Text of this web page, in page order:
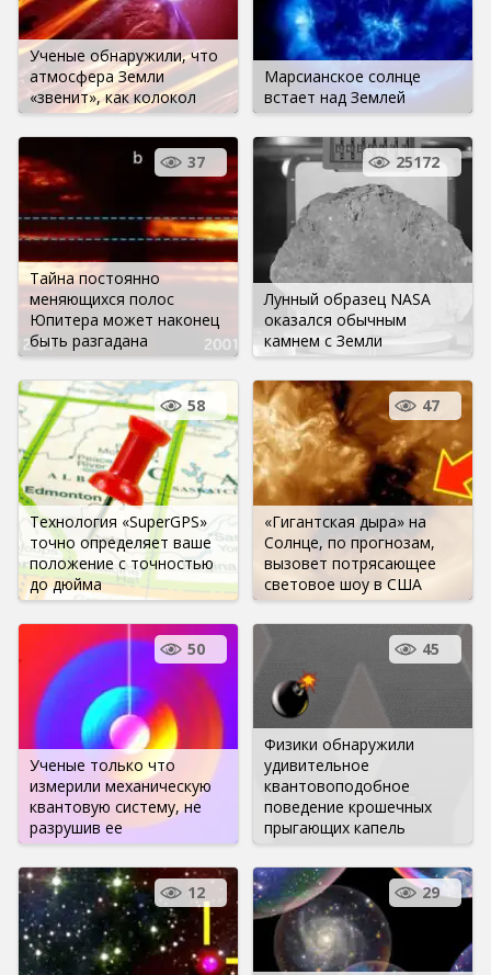
Ученые обнаружили, что
атмосфера Земли
«звенит», как колокол
Марсианское солнце
встает над Землей
Тайна постоянно
меняющихся полос
Юпитера может наконец
быть разгадана
37
Лунный образец NASA
оказался обычным
камнем с Земли
25172
Технология «SuperGPS»
точно определяет ваше
положение с точностью
до дюйма
58
«Гигантская дыра» на
Солнце, по прогнозам,
вызовет потрясающее
световое шоу в США
47
Ученые только что
измерили механическую
квантовую систему, не
разрушив ее
50
Физики обнаружили
удивительное
квантовоподобное
поведение крошечных
прыгающих капель
45
12 29